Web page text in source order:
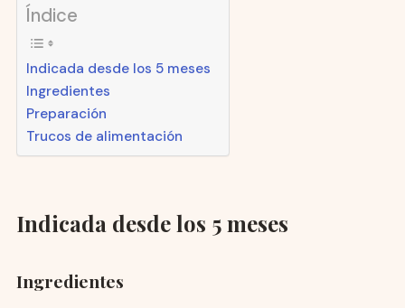
Índice
Indicada desde los 5 meses
Ingredientes
Preparación
Trucos de alimentación
Indicada desde los 5 meses
Ingredientes